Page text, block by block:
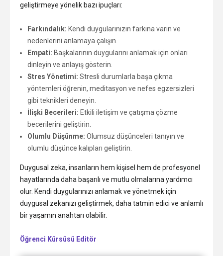
geliştirmeye yönelik bazı ipuçları:
Farkındalık: Kendi duygularınızın farkına varın ve
nedenlerini anlamaya çalışın.
Empati: Başkalarının duygularını anlamak için onları
dinleyin ve anlayış gösterin.
Stres Yönetimi: Stresli durumlarla başa çıkma
yöntemleri öğrenin, meditasyon ve nefes egzersizleri
gibi teknikleri deneyin.
İlişki Becerileri: Etkili iletişim ve çatışma çözme
becerilerini geliştirin.
Olumlu Düşünme: Olumsuz düşünceleri tanıyın ve
olumlu düşünce kalıpları geliştirin.
Duygusal zeka, insanların hem kişisel hem de profesyonel
hayatlarında daha başarılı ve mutlu olmalarına yardımcı
olur. Kendi duygularınızı anlamak ve yönetmek için
duygusal zekanızı geliştirmek, daha tatmin edici ve anlamlı
bir yaşamın anahtarı olabilir.
Öğrenci Kürsüsü Editör